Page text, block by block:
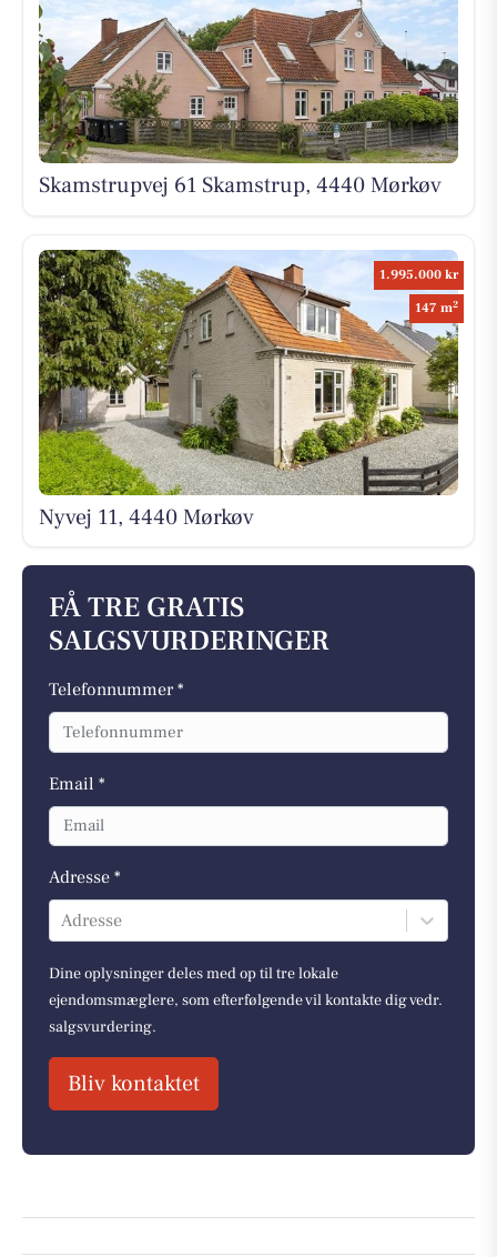
Skamstrupvej 61 Skamstrup, 4440 Mørkøv
1.995.000 kr
147 m2
Nyvej 11, 4440 Mørkøv
FÅ TRE GRATIS
SALGSVURDERINGER
Telefonnummer *
Email *
Adresse *
Adresse
Dine oplysninger deles med op til tre lokale
ejendomsmæglere, som efterfølgende vil kontakte dig vedr.
salgsvurdering.
Bliv kontaktet